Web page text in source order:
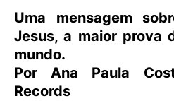
Uma mensagem
Jesus, a maior prova
mundo.
Por Ana Paula
Records